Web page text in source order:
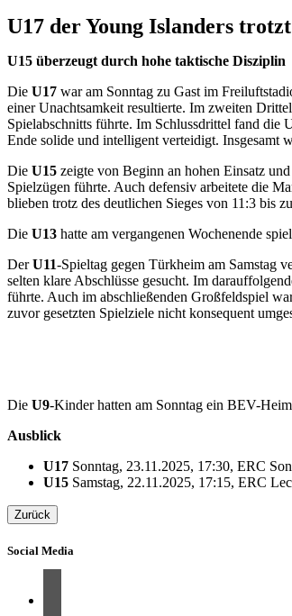
U17 der Young Islanders
U15 überzeugt durch hohe taktische Disziplin
Die U17 war am Sonntag zu Gast im
einer Unachtsamkeit resultierte. Im zweiten
Spielabschnitts führte. Im Schlussdrittel fand die
Ende solide und intelligent verteidigt. Insgesamt
Die U15 zeigte von Beginn an hohen Einsatz
Spielzügen führte. Auch defensiv arbeitete die
blieben trotz des deutlichen Sieges von 11:3 bis
Die U13 hatte am vergangenen Wochenende
DerU11-Spieltag gegen Türkheim am Samstag
selten klare Abschlüsse gesucht. Im
führte. Auch im abschließenden Großfeldspiel
zuvor gesetzten Spielziele nicht konsequent
Die U9-Kinder hatten am Sonntag ein BEV-
Ausblick
U17 Sonntag, 23.11.2025, 17:30, ERC
U15 Samstag, 22.11.2025, 17:15, ERC
Zurück
Social Media